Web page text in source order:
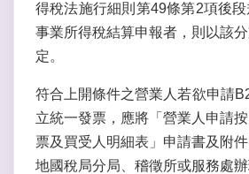
得稅法施行細則第49條第2項後
事業所得稅結算申報者，則以該
定。
符合上開條件之營業人若欲申請
立統一發票，應將「營業人申請
票及買受人明細表」申請書及附
地國稅局分局、稽徵所或服務處辦